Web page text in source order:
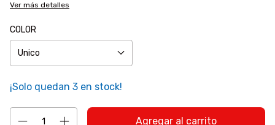
Ver más detalles
COLOR
¡Solo quedan 3 en stock!